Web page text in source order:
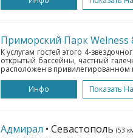
Приморский Парк Welness
К услугам гостей этого 4-
открытый бассейны, частный
расположен в привилегированном
Инфо
Показать
Адмирал • Севастополь (53